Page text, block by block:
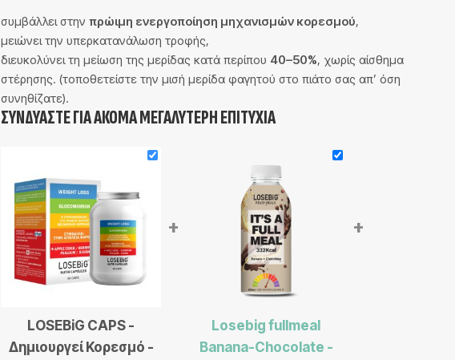
συμβάλλει στηνπρώιμη ενεργοποίηση μηχανισμών κορεσμού,
μειώνει την υπερκατανάλωση τροφής,
διευκολύνει τη μείωση της μερίδας κατά περίπου 40–50%, χωρίς αίσθημα
στέρησης. (τοποθετείστε την μισή μερίδα φαγητού στο πιάτο σας απ’ όση
συνηθίζατε).
ΣΥΝΔΥΆΣΤΕ ΓΙΑ ΑΚΌΜΑ ΜΕΓΑΛΎΤΕΡΗ ΕΠΙΤΥΧΊΑ
LOSEBiG CAPS -
Δημιουργεί Κορεσμό -
+
Losebig fullmeal
Banana-Chocolate -
+